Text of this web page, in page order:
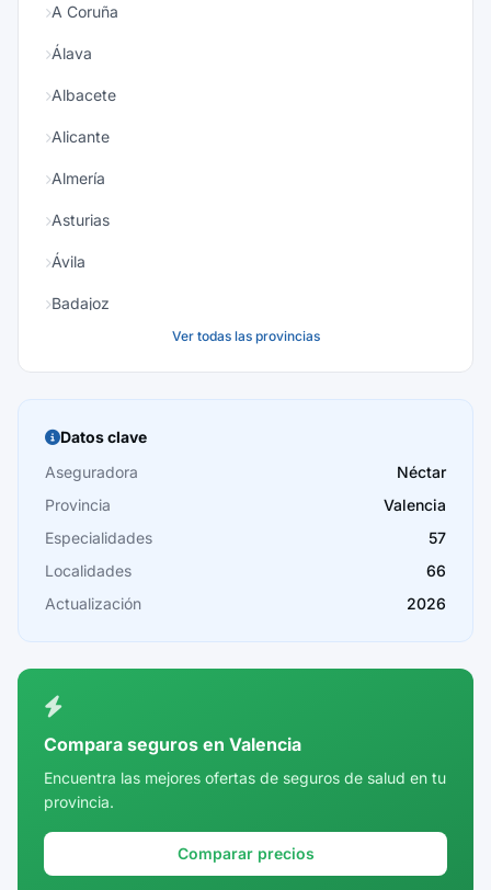
A Coruña
Álava
Albacete
Alicante
Almería
Asturias
Ávila
Badajoz
Burgos
Cáceres
Cádiz
Cantabria
Castellón
Córdoba
Cuenca
Girona
Ver todas las provincias
Datos clave
Aseguradora
Néctar
Provincia
Valencia
Especialidades
57
Localidades
66
Actualización
2026
Compara seguros en Valencia
Encuentra las mejores ofertas de seguros de salud en tu
provincia.
Comparar precios